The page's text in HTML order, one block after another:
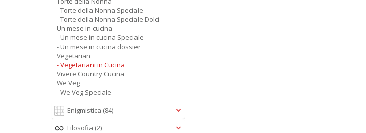
- Torte della Nonna Speciale
- Torte della Nonna Speciale Dolci
Un mese in cucina
- Un mese in cucina Speciale
- Un mese in cucina dossier
Vegetarian
- Vegetariani in Cucina
Vivere Country Cucina
We Veg
- We Veg Speciale
Enigmistica (84)
Filosofia (2)